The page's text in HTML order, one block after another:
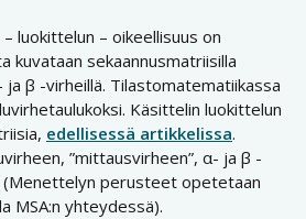
luokittelun – oikeellisuus on
kuvataan sekaannusmatriisilla
β -virheillä. Tilastomatematiikassa
Käsittelin luokittelun
edellisessä artikkelissa.
”mittausvirheen”, α- ja β -
perusteet opetetaan
MSA:n yhteydessä).